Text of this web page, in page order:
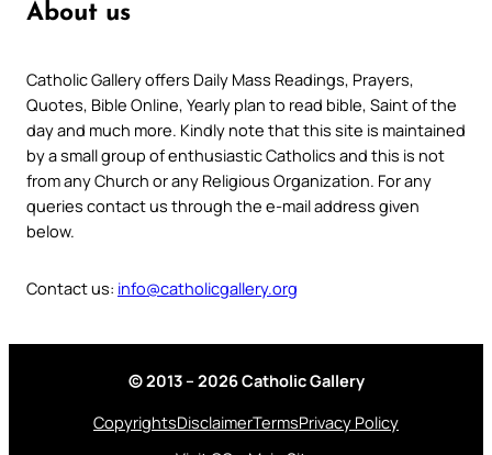
About us
Catholic Gallery offers Daily Mass Readings, Prayers,
Quotes, Bible Online, Yearly plan to read bible, Saint of the
day and much more. Kindly note that this site is maintained
by a small group of enthusiastic Catholics and this is not
from any Church or any Religious Organization. For any
queries contact us through the e-mail address given
below.
Contact us: info@catholicgallery.org
© 2013 – 2026 Catholic Gallery
CopyrightsDisclaimerTermsPrivacy Policy